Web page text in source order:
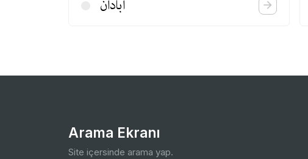
آبادان
Arama Ekranı
Site içersinde arama yap.